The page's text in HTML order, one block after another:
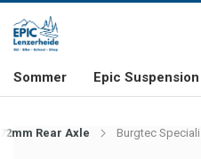
& FREERIDE-SPEZIALIST
Sommer Epic Suspension
Rear Axle Burgtec